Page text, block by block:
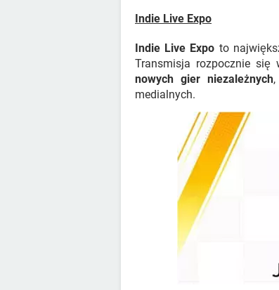
Indie Live Expo
Indie Live Expo to
Transmisja rozpocznie się
nowych gier niezależnych,
medialnych.